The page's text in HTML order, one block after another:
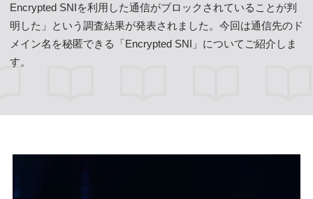
ご利用の流れ
お支払い方法
トップページ
Encrypted SNIを利用した通信がブロックされていることが判
明した」という調査結果が発表されました。今回は通信先のド
メイン名を秘匿できる「Encrypted SNI」についてご紹介しま
す。